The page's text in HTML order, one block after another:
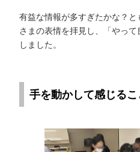
有益な情報が多すぎたかな？
さまの表情を拝見し、「やっ
しました。
手を動かして感じるこ